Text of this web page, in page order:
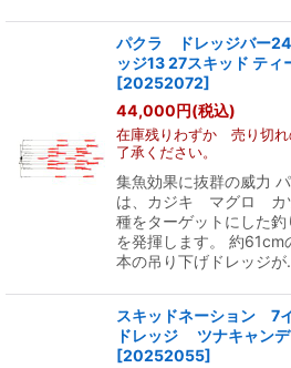
パクラ ドレッジバー24
ッジ13 27スキッド ティ
[20252072]
44,000円(税込)
在庫残りわずか 売り切れ
了承ください。
集魚効果に抜群の威力
は、カジキ マグロ カ
種をターゲットにした
を発揮します。 約61cm
本の吊り下げドレッジ
スキッドネーション 7
ドレッジ ツナキャンデ
[20252055]